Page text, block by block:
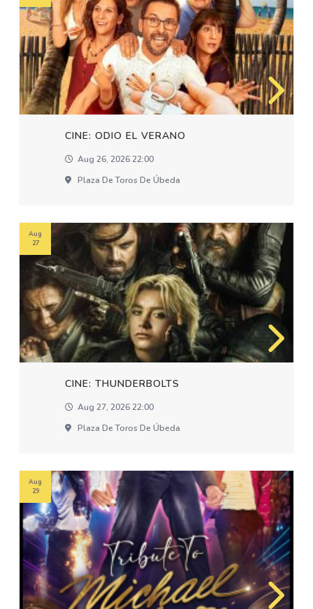
CINE: ODIO EL VERANO
Aug 26, 2026 22:00
Plaza De Toros De Úbeda
CINE: THUNDERBOLTS
Aug 27, 2026 22:00
Plaza De Toros De Úbeda
Aug
27
Aug
29